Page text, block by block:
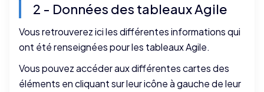
2 - Données des tableaux Agile
Vous retrouverez ici les différentes informations qui
ont été renseignées pour les tableaux Agile.
Vous pouvez accéder aux différentes cartes des
éléments en cliquant sur leur icône à gauche de leur